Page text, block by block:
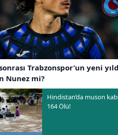
Trabzonspor’un yeni
Nunez mi?
Hindistan’da muson
164 Ölü!